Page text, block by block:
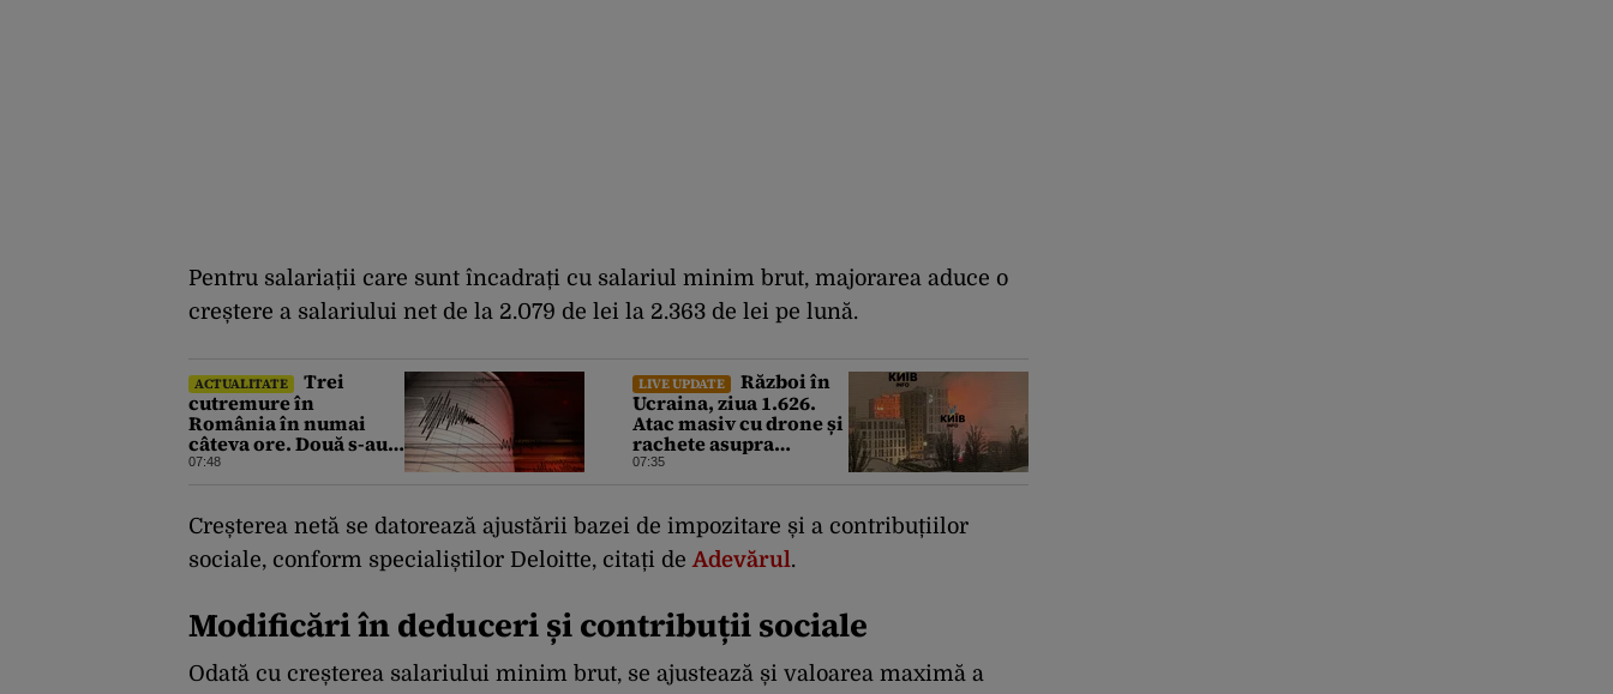
Pentru salariații care sunt încadrați cu salariul minim brut, majorarea aduce o
creștere a salariului net de la 2.079 de lei la 2.363 de lei pe lună.
ACTUALITATE
Trei
cutremure în
România în numai
câteva ore. Două s-au
produs într-o zonă
07:48
LIVE UPDATE
Război în
Ucraina, ziua 1.626.
Atac masiv cu drone și
rachete asupra
Kievului. Trei
07:35
Creșterea netă se datorează ajustării bazei de impozitare și a contribuțiilor
sociale, conform specialiștilor Deloitte, citați deAdevărul.
Modificări în deduceri și contribuții sociale
Odată cu creșterea salariului minim brut, se ajustează și valoarea maximă a